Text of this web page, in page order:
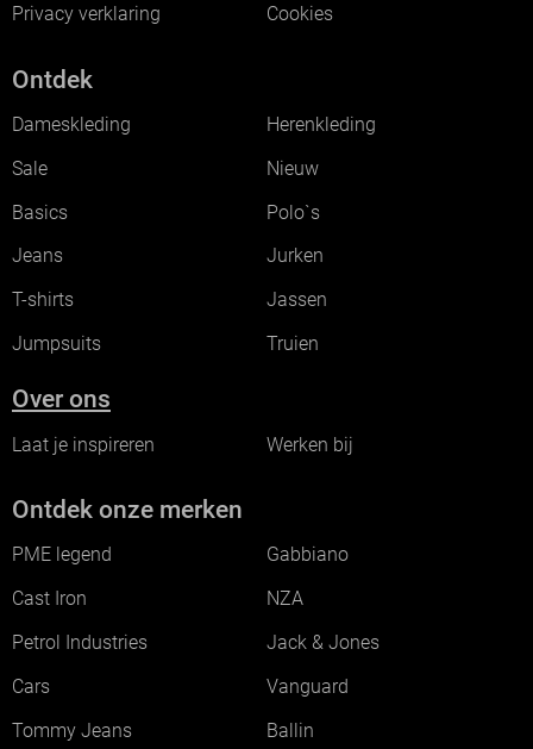
Privacy verklaring
Cookies
Ontdek
Dameskleding
Herenkleding
Sale
Nieuw
Basics
Polo`s
Jeans
Jurken
T-shirts
Jassen
Jumpsuits
Truien
Over ons
Laat je inspireren Werken bij
Ontdek onze merken
PME legend
Gabbiano
Cast Iron
NZA
Petrol Industries
Jack & Jones
Cars
Vanguard
Tommy Jeans
Ballin